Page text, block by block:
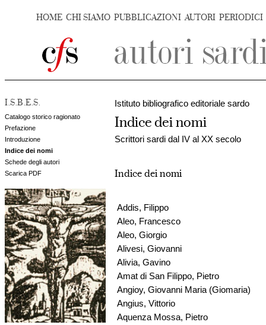
HOME CHI SIAMO PUBBLICAZIONI AUTORI PERIODICI
I.S.B.E.S.
Catalogo storico ragionato
Prefazione
Introduzione
Indice dei nomi
Schede degli autori
Scarica PDF
Istituto bibliografico editoriale sardo
Indice dei nomi
Scrittori sardi dal IV al XX secolo
Indice dei nomi
Addis, Filippo
Aleo, Francesco
Aleo, Giorgio
Alivesi, Giovanni
Alivia, Gavino
Amat di San Filippo, Pietro
Angioy, Giovanni Maria (Giomaria)
Angius, Vittorio
Aquenza Mossa, Pietro